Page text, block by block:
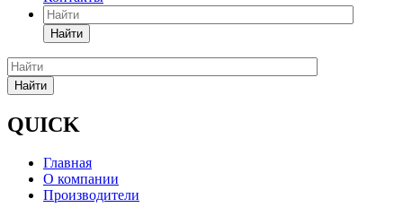
Найти
Найти
QUICK
Главная
О компании
Производители